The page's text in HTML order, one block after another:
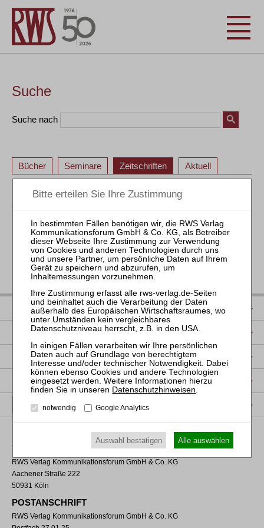
Suche
Suche nach
Bücher Seminare Zeitschriften Aktuell
ZVI – Zeitschrift für Verbraucher- und Privat-
IMPRESSUM
DATENSCHUTZ
NUTZUNGSBESTIMMUNGEN/AGB
PRODUKTSICHERHEIT (GPSR)
VERTRAG WIDERRUFEN
VERLAGSADRESSE
RWS Verlag Kommunikationsforum GmbH & Co. KG
Aachener Straße 222
50931 Köln
POSTANSCHRIFT
RWS Verlag Kommunikationsforum GmbH & Co. KG
Datenschutzhinweisen
notwendig Google Analytics
Auswahl bestätigen Alle auswählen